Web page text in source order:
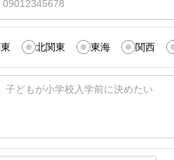
北関東 東海 関西